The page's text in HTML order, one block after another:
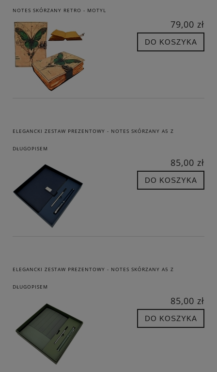
NOTES SKÓRZANY RETRO - MOTYL
79,00 zł
DO KOSZYKA
ELEGANCKI ZESTAW PREZENTOWY - NOTES SKÓRZANY A5 Z
DŁUGOPISEM
85,00 zł
DO KOSZYKA
ELEGANCKI ZESTAW PREZENTOWY - NOTES SKÓRZANY A5 Z
DŁUGOPISEM
85,00 zł
DO KOSZYKA